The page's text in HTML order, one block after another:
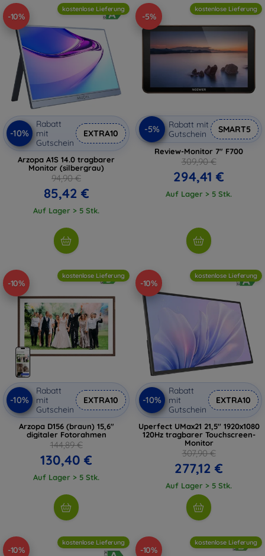
-10%
kostenlose Lieferung
-10%
Rabatt
mit
Gutschein
EXTRA10
Arzopa A1S 14.0 tragbarer
Monitor (silbergrau)
94,90 €
85,42 €
Auf Lager > 5 Stk.
-5%
kostenlose Lieferung
-5%
Rabatt mit
Gutschein
SMART5
Review-Monitor 7" F700
309,90 €
294,41 €
Auf Lager > 5 Stk.
-10%
kostenlose Lieferung
-10%
Rabatt
mit
Gutschein
EXTRA10
Arzopa D156 (braun) 15,6"
digitaler Fotorahmen
144,89 €
130,40 €
Auf Lager > 5 Stk.
-10%
kostenlose Lieferung
-10%
Rabatt
mit
Gutschein
EXTRA10
Uperfect UMax21 21,5'' 1920x1080
120Hz tragbarer Touchscreen-
Monitor
307,90 €
277,12 €
Auf Lager > 5 Stk.
-10%
kostenlose Lieferung
-10%
kostenlose Lieferung